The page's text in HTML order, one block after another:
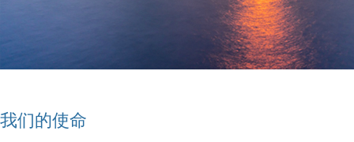
我们的使命